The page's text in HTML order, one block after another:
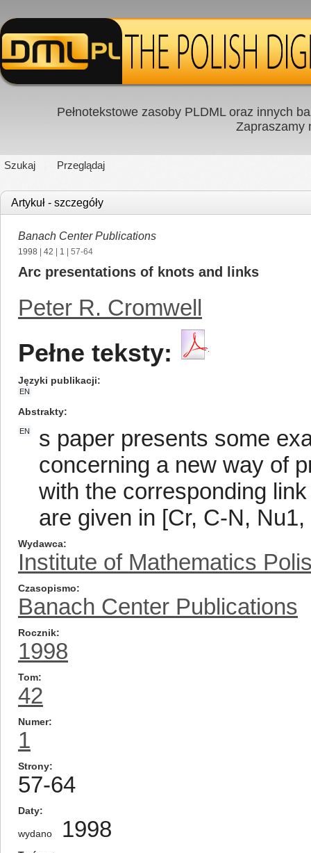
Pełnotekstowe zasoby PLDML oraz innych
Zapraszamy
Szukaj Przeglądaj
Artykuł - szczegóły
Banach Center Publications
1998 42 1 | 57-64
Arc presentations of knots and links
Peter R. Cromwell
Pełne teksty:
Języki publikacji
EN
Abstrakty
EN
s paper presents some
concerning a new way of
with the corresponding
are given in [Cr, C-N,
Wydawca
Institute of Mathematics
Czasopismo
Banach Center Publications
Rocznik
1998
Tom
42
Numer
1
Strony
57-64
Daty
wydano 1998